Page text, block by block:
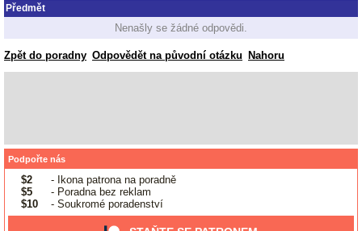
Předmět
Nenašly se žádné odpovědi.
Zpět do poradny Odpovědět na původní otázku Nahoru
Podpořte nás
$2
- Ikona patrona na poradně
$5
- Poradna bez reklam
$10
- Soukromé poradenství